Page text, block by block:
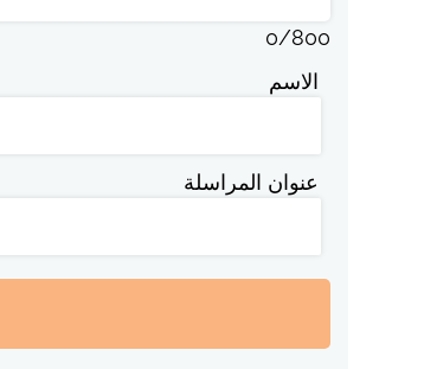
0/800
الاسم
عنوان المراسلة